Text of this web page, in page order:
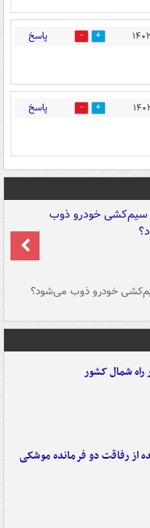
26 پاسخ
17 پاسخ
خودرو ذوب می‌شود؟
راه شمال کشور
از رفاقت دو فرمانده‌ موشکی